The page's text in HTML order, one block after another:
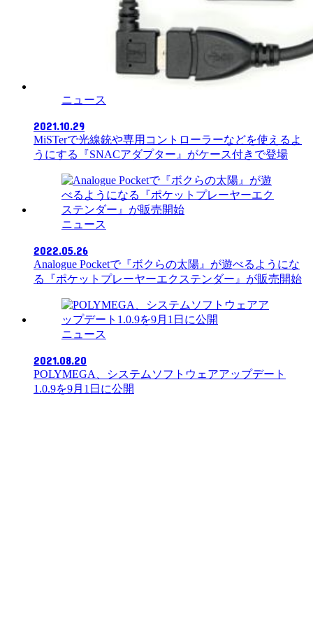
ニュース
2021.10.29
MiSTerで光線銃や専用コントローラーなどを使えるよ
うにする『SNACアダプター』がケース付きで登場
ニュース
2022.05.26
Analogue Pocketで『ボクらの太陽』が遊べるようにな
る『ポケットプレーヤーエクステンダー』が販売開始
ニュース
2021.08.20
POLYMEGA、システムソフトウェアアップデート
1.0.9を9月1日に公開